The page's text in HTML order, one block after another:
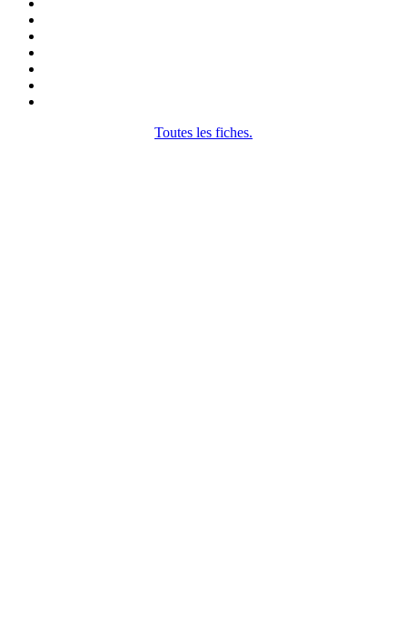
Toutes les fiches.